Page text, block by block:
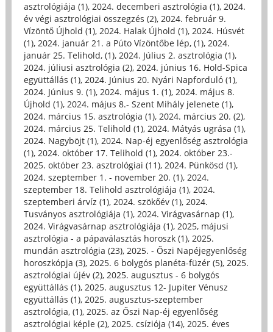
asztrológiája (1), 2024. decemberi asztrológia (1), 2024.
év végi asztrológiai összegzés (2), 2024. február 9.
Vízöntő Újhold (1), 2024. Halak Újhold (1), 2024. Húsvét
(1), 2024. január 21. a Púto Vízöntőbe lép, (1), 2024.
január 25. Telihold, (1), 2024. Július 2. asztrológia (1),
2024. júliusi asztrológia (2), 2024. június 16. Hold-Spica
együttállás (1), 2024. Június 20. Nyári Napforduló (1),
2024. Június 9. (1), 2024. május 1. (1), 2024. május 8.
Újhold (1), 2024. május 8.- Szent Mihály jelenete (1),
2024. március 15. asztrológia (1), 2024. március 20. (2),
2024. március 25. Telihold (1), 2024. Mátyás ugrása (1),
2024. Nagyböjt (1), 2024. Nap-éj egyenlőség asztrológia
(1), 2024. október 17. Telihold (1), 2024. október 23.-
2025. október 23. asztrológiai (11), 2024. Pünkösd (1),
2024. szeptember 1. - november 20. (1), 2024.
szeptember 18. Telihold asztrológiája (1), 2024.
szeptemberi árvíz (1), 2024. szökőév (1), 2024.
Tusványos asztrológiája (1), 2024. Virágvasárnap (1),
2024. Virágvasárnap asztrológiája (1), 2025, májusi
asztrológia - a pápaválasztás horoszk (1), 2025.
mundán asztrológia (23), 2025. - Őszi Napéjegyenlőség
horoszkópja (3), 2025. 6 bolygós planéta-füzér (5), 2025.
asztrológiai újév (2), 2025. augusztus - 6 bolygós
együttállás (1), 2025. augusztus 12- Jupiter Vénusz
együttállás (1), 2025. augusztus-szeptember
asztrológia, (1), 2025. az Őszi Nap-éj egyenlőség
asztrológiai képle (2), 2025. csíziója (14), 2025. éves